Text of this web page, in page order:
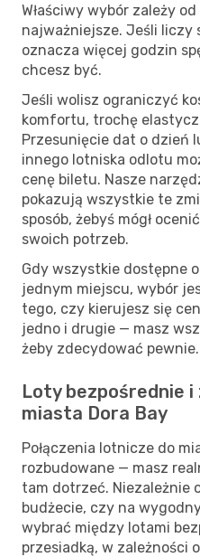
Właściwy wybór zależy
najważniejsze. Jeśli liczy
oznacza więcej godzin
chcesz być.
Jeśli wolisz ograniczyć
komfortu, trochę
Przesunięcie dat o dzień
innego lotniska odlotu
cenę biletu. Nasze
pokazują wszystkie te
sposób, żebyś mógł
swoich potrzeb.
Gdy wszystkie dostępne
jednym miejscu, wybór
tego, czy kierujesz się
jedno i drugie — masz
żeby zdecydować pewnie.
Loty bezpośrednie i
miasta Dora Bay
Połączenia lotnicze do
rozbudowane — masz
tam dotrzeć. Niezależnie
budżecie, czy na
wybrać między lotami
przesiadką, w zależności